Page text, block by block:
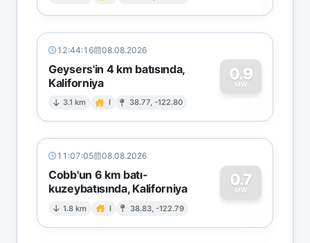
12:44:16 08.08.2026
Geysers'in 4 km batısında,
Kaliforniya
3.1 km I 38.77, -122.80
0.9
MW
0
11:07:05 08.08.2026
Cobb'un 6 km batı-
kuzeybatısında, Kaliforniya
1.8 km I 38.83, -122.79
0.7
MW
0